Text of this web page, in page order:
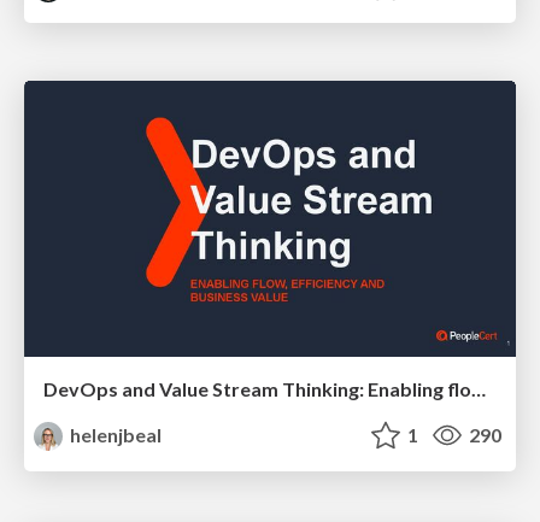
DevOps and Value Stream Thinking: Enabling flow, efficiency and business value
helenjbeal
1 290